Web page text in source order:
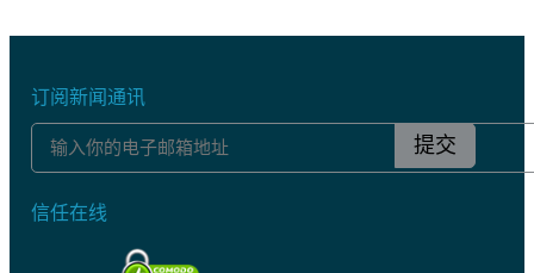
订阅新闻通讯
提交
信任在线